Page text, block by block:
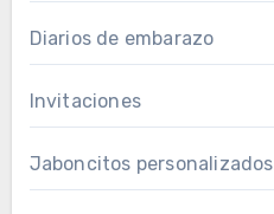
Diarios de embarazo
Invitaciones
Jaboncitos personalizados